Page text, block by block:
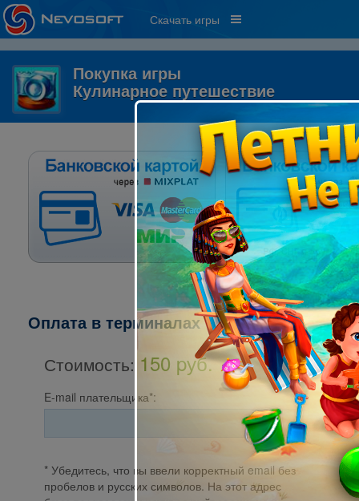
Скачать игры
Покупка игры
Кулинарное путешествие
Оплата в терминалах "ПСКБ":
Стоимость: 150 pуб.
E-mail плательщика*:
* Убедитесь, что вы ввели корректный email без
пробелов и русских символов. На этот адрес